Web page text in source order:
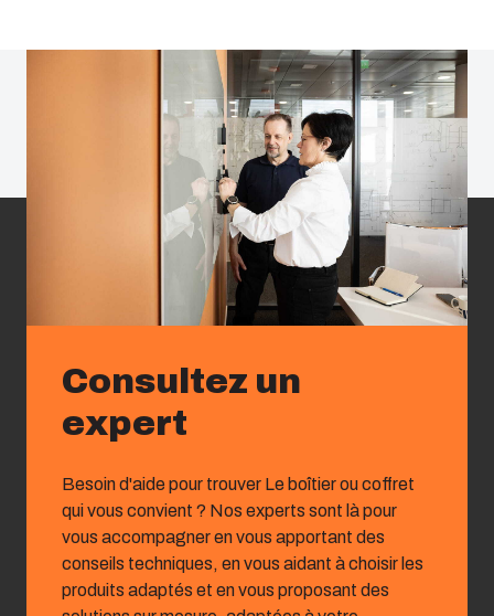
Consultez un
expert
Besoin d'aide pour trouver Le boîtier ou coffret
qui vous convient ? Nos experts sont là pour
vous accompagner en vous apportant des
conseils techniques, en vous aidant à choisir les
produits adaptés et en vous proposant des